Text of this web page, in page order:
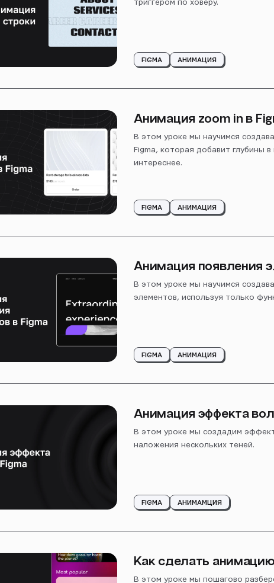
триггером по ховеру.
FIGMA АНИМАЦИЯ
Анимация zoom in в
В этом уроке мы научимся
Figma, которая добавит глубины
интереснее.
FIGMA АНИМАЦИЯ
Анимация появления
В этом уроке мы научимся
элементов, используя только
FIGMA АНИМАЦИЯ
Анимация эффекта
В этом уроке мы создадим
наложения нескольких теней.
FIGMA АНИМАМЦИЯ
Как сделать
В этом уроке мы пошагово